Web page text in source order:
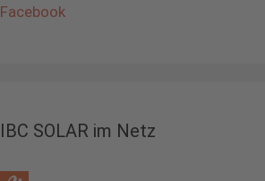
Facebook
IBC SOLAR im Netz